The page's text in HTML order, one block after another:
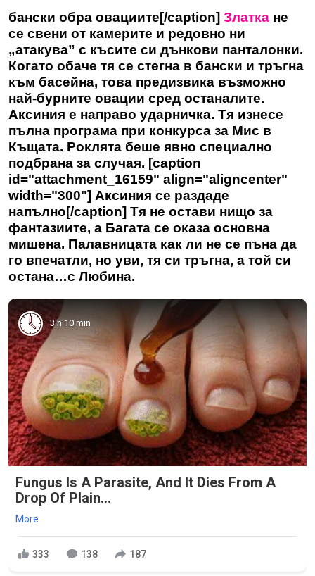
бански обра овациите[/caption] Златка не
се свени от камерите и редовно ни
„атакува” с късите си дънкови панталонки.
Когато обаче тя се стегна в бански и тръгна
към басейна, това предизвика възможно
най-бурните овации сред останалите.
Аксиния е направо ударничка. Тя изнесе
пълна програма при конкурса за Мис в
Къщата. Роклята беше явно специално
подбрана за случая. [caption
id="attachment_16159" align="aligncenter"
width="300"] Аксиния се раздаде
напълно[/caption] Тя не остави нищо за
фантазиите, а Багата се оказа основна
мишена. Палавницата как ли не се пъна да
го впечатли, но уви, тя си тръгна, а той си
остана…с Любина.
3 h 10 min
Fungus Is A Parasite, And It Dies From A
Drop Of Plain...
More
333 138 187